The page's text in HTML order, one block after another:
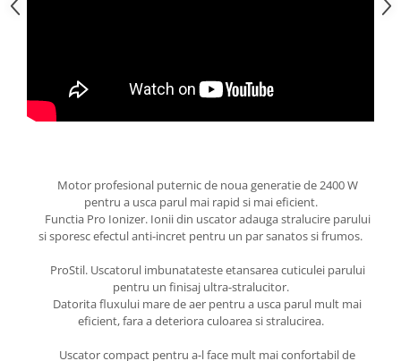
Motor profesional puternic de noua generatie de 2400 W
pentru a usca parul mai rapid si mai eficient.
Functia Pro Ionizer. Ionii din uscator adauga stralucire parului
si sporesc efectul anti-incret pentru un par sanatos si frumos.
ProStil. Uscatorul imbunatateste etansarea cuticulei parului
pentru un finisaj ultra-stralucitor.
Datorita fluxului mare de aer pentru a usca parul mult mai
eficient, fara a deteriora culoarea si stralucirea.
Uscator compact pentru a-l face mult mai confortabil de